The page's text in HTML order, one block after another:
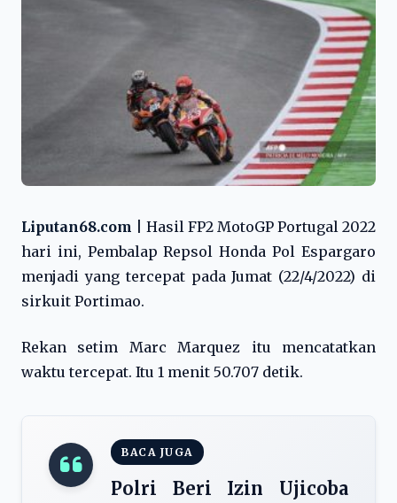
Liputan68.com | Hasil FP2 MotoGP Portugal 2022
hari ini, Pembalap Repsol Honda Pol Espargaro
menjadi yang tercepat pada Jumat (22/4/2022) di
sirkuit Portimao.
Rekan setim Marc Marquez itu mencatatkan
waktu tercepat. Itu 1 menit 50.707 detik.
BACA JUGA
Polri Beri Izin Ujicoba